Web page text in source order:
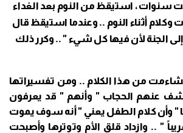
، استيقظ من النوم بعد الغداء
وكلام أثناء النوم .. وعندما استيقظ قال
إلى الجنة لأن فيها كل شيء " .. وكرر ذلك
من هذا الكلام .. ومن تفسيراتها
عنهم الحجاب " وأنهم " قد يعرفون
" وأن كلام الطفل يعني " أنه سوف يموت
" .. وازداد قلق الأم وتوترها وأصبحت